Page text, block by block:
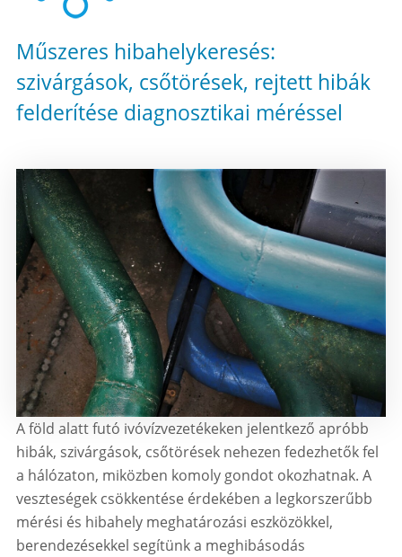
Műszeres hibahelykeresés:
szivárgások, csőtörések, rejtett hibák
felderítése diagnosztikai méréssel
A föld alatt futó ivóvízvezetékeken jelentkező apróbb
hibák, szivárgások, csőtörések nehezen fedezhetők fel
a hálózaton, miközben komoly gondot okozhatnak. A
veszteségek csökkentése érdekében a legkorszerűbb
mérési és hibahely meghatározási eszközökkel,
berendezésekkel segítünk a meghibásodás